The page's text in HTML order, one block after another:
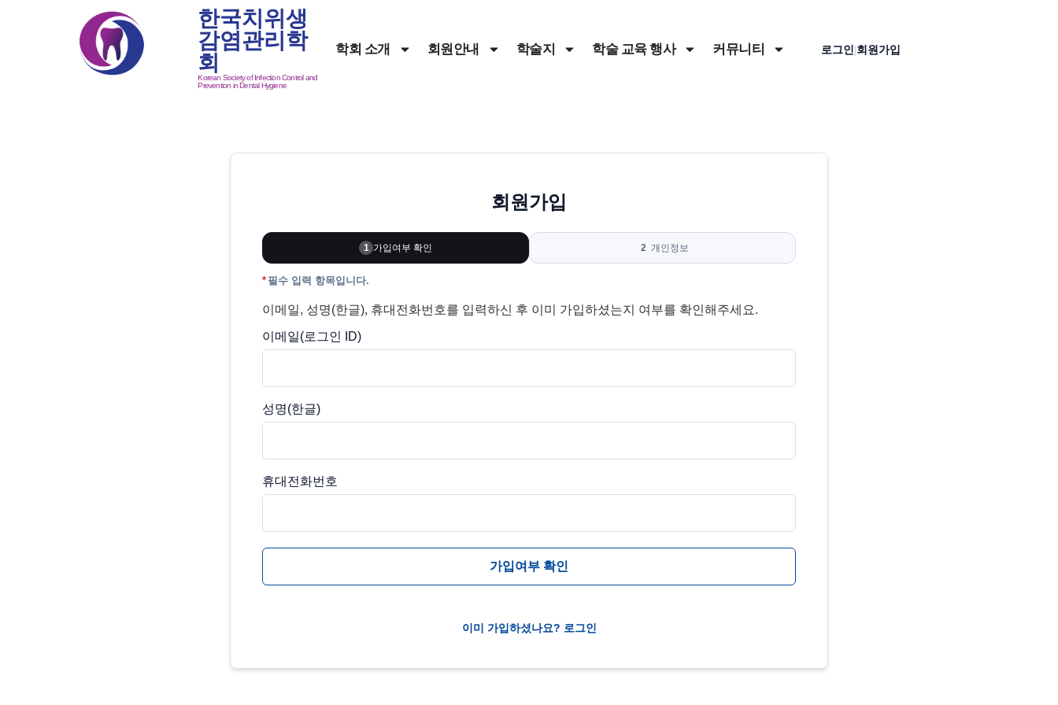
한국치위생
감염관리학
회
Korean Society of Infection Control and
Prevention in Dental Hygiene
학회 소개 회원안내 학술지 학술 교육 행사 커뮤니티 로그인 |회원가입
회원가입
1 가입여부 확인 2 개인정보
* 필수 입력 항목입니다.
이메일, 성명(한글), 휴대전화번호를 입력하신 후 이미 가입하셨는지 여부를 확인해주세요.
이메일(로그인 ID)
성명(한글)
휴대전화번호
가입여부 확인
이미 가입하셨나요? 로그인